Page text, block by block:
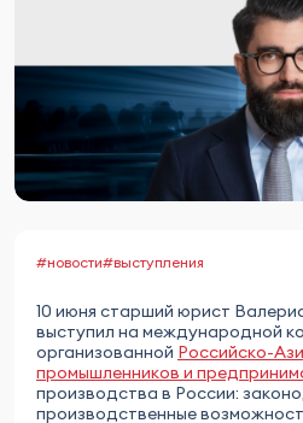
#новости#выступления
10 июня старший юрист
выступил на международной
организованной Российско-
промышленников и
производства в России:
производственные